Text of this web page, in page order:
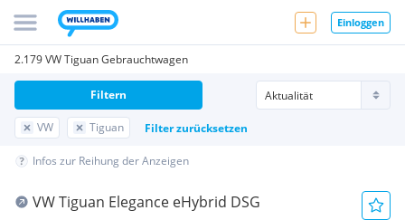
Einloggen
2.179 VW Tiguan Gebrauchtwagen
VW Tiguan Filter zurücksetzen
Filtern
Infos zur Reihung der Anzeigen
VW Tiguan Elegance eHybrid DSG